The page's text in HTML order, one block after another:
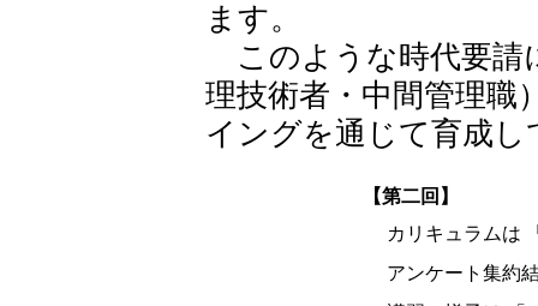
ます。
このような時代要請
理技術者・中間管理職
イングを通じて育成
【第二回】
カリキュラムは
アンケート集約